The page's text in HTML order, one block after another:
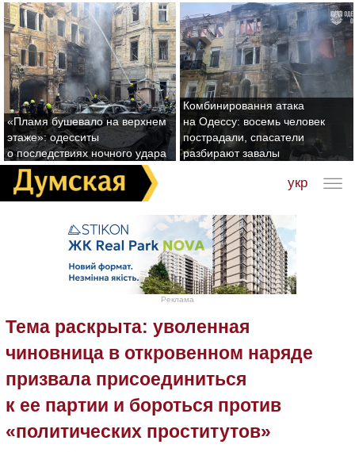
«Пламя бушевало на верхнем
этаже»: одесситы
о последствиях ночного удара
Комбинировання атака
на Одессу: восемь человек
пострадали, спасатели
разбирают завалы
укр
Реклама
Тема раскрыта: уволенная
чиновница в откровенном наряде
призвала присоединиться
к ее партии и бороться против
«политических проститутов»